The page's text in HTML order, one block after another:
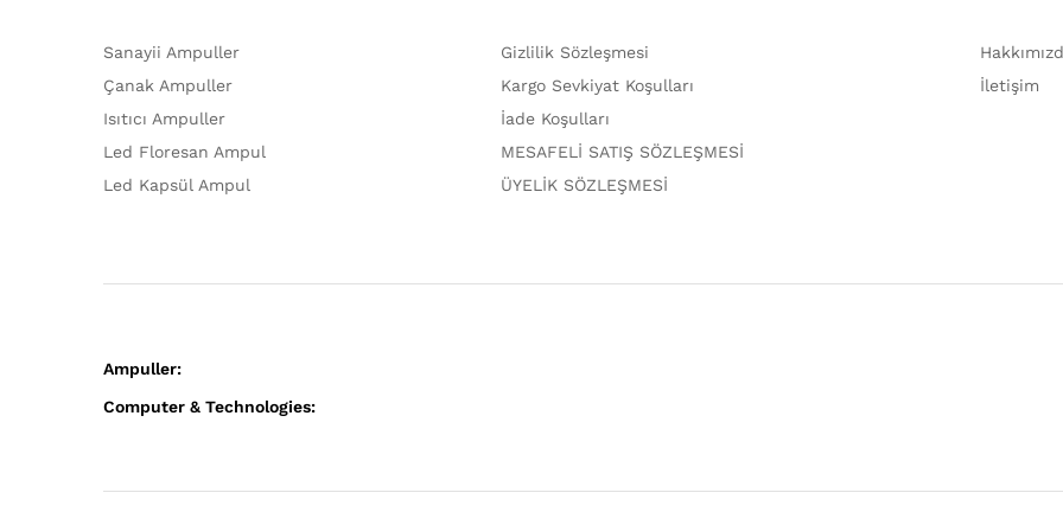
Sanayii Ampuller
Çanak Ampuller
Isıtıcı Ampuller
Led Floresan Ampul
Led Kapsül Ampul
Gizlilik Sözleşmesi
Kargo Sevkiyat Koşulları
İade Koşulları
MESAFELİ SATIŞ SÖZLEŞMESİ
ÜYELİK SÖZLEŞMESİ
İletişim
Ampuller:
Computer & Technologies: